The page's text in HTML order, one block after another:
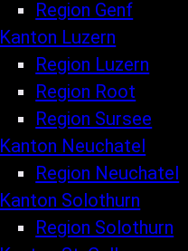
Region Genf
Kanton Luzern
Region Luzern
Region Root
Region Sursee
Kanton Neuchatel
Region Neuchatel
Kanton Solothurn
Region Solothurn